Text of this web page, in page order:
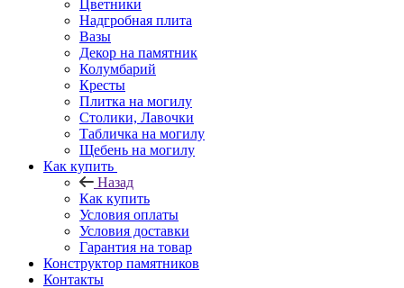
Цветники
Надгробная плита
Вазы
Декор на памятник
Колумбарий
Кресты
Плитка на могилу
Столики, Лавочки
Табличка на могилу
Щебень на могилу
Как купить
Назад
Как купить
Условия оплаты
Условия доставки
Гарантия на товар
Конструктор памятников
Контакты